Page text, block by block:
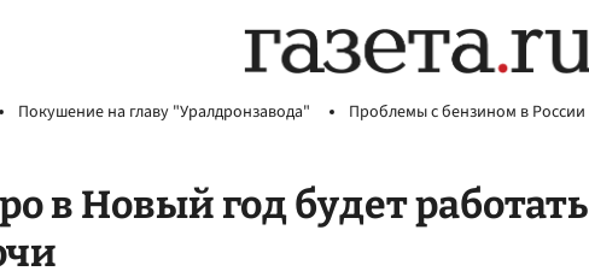
Покушение на главу "Уралдронзавода" Проблемы с бензином в России
в Новый год будет работать